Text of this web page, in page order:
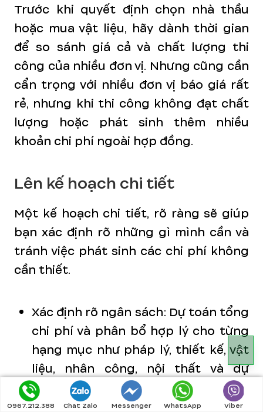
Trước khi quyết định chọn nhà thầu
hoặc mua vật liệu, hãy dành thời gian
để so sánh giá cả và chất lượng thi
công của nhiều đơn vị. Nhưng cũng cần
cẩn trọng với nhiều đơn vị báo giá rất
rẻ, nhưng khi thi công không đạt chất
lượng hoặc phát sinh thêm nhiều
khoản chi phí ngoài hợp đồng.
Lên kế hoạch chi tiết
Một kế hoạch chi tiết, rõ ràng sẽ giúp
bạn xác định rõ những gì mình cần và
tránh việc phát sinh các chi phí không
cần thiết.
Xác định rõ ngân sách: Dự toán tổng
chi phí và phân bổ hợp lý cho từng
hạng mục như pháp lý, thiết kế, vật
liệu, nhân công, nội thất và dự
phòng.
0967.212.388 Chat Zalo Messenger WhatsApp Viber